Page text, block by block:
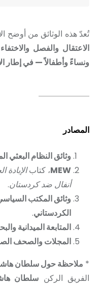
تُعدّ هذه الوثائق من أوضح
الاعتقال والفصل
ونساءً وأطفالاً — في إطار
المصادر
وثائق النظام البعثي
MEW، كتاب
أنفال ضد كردستان.
وثائق المكتب
الكردستاني.
المتابعة الميدانية
المجلات والصحف
* ملاحظة حول سلطان
الفريق الركن سلطان